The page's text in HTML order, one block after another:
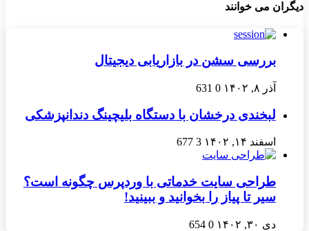
دیگران می خوانند
بررسی سشن در بازاریابی دیجیتال
آذر ۸, ۱۴۰۲ 0
631
لبخندی درخشان با دستگاه بلیچینگ دندانپزشکی
اسفند ۱۴, ۱۴۰۲ 3
677
طراحی سایت خدماتی با وردپرس چگونه است؟
سیر تا پیاز را بخوانید و ببینید!
دی ۳۰, ۱۴۰۲ 0
654